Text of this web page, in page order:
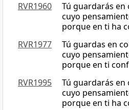
RVR1960
Tú guardarás en
cuyo
porque en ti ha
RVR1977
Tú guardas en
cuyo
porque en ti
RVR1995
Tú guardarás en
cuyo
porque en ti ha